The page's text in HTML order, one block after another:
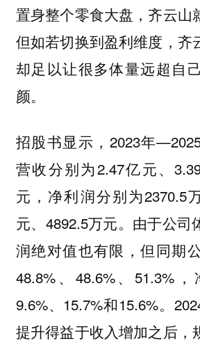
置身整个零食大盘，齐云山
但如若切换到盈利维度，齐
却足以让很多体量远超自
颜。
招股书显示，2023年
营收分别为2.47亿元、
元，净利润分别为2370.5
元、4892.5万元。由于公司
润绝对值也有限，但同期
48.8%、48.6%、51.3%
9.6%、15.7%和15.6%。
提升得益于收入增加之后，